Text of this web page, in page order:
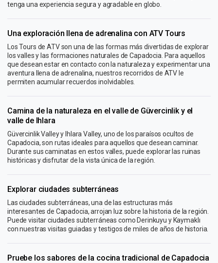
tenga una experiencia segura y agradable en globo.
Una exploración llena de adrenalina con ATV Tours
Los Tours de ATV son una de las formas más divertidas de explorar
los valles y las formaciones naturales de Capadocia. Para aquellos
que desean estar en contacto con la naturaleza y experimentar una
aventura llena de adrenalina, nuestros recorridos de ATV le
permiten acumular recuerdos inolvidables.
Camina de la naturaleza en el valle de Güvercinlik y el
valle de Ihlara
Güvercinlik Valley y Ihlara Valley, uno de los paraísos ocultos de
Capadocia, son rutas ideales para aquellos que desean caminar.
Durante sus caminatas en estos valles, puede explorar las ruinas
históricas y disfrutar de la vista única de la región.
Explorar ciudades subterráneas
Las ciudades subterráneas, una de las estructuras más
interesantes de Capadocia, arrojan luz sobre la historia de la región.
Puede visitar ciudades subterráneas como Derinkuyu y Kaymaklı
con nuestras visitas guiadas y testigos de miles de años de historia.
Pruebe los sabores de la cocina tradicional de Capadocia